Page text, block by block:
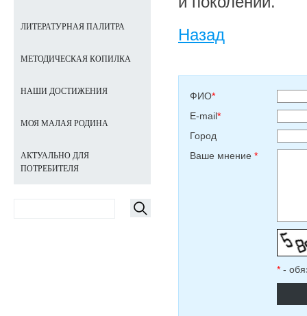
Назад
ФИО*
E-mail*
Город
Ваше мнение *
* -
ЛИТЕРАТУРНАЯ ПАЛИТРА
МЕТОДИЧЕСКАЯ КОПИЛКА
НАШИ ДОСТИЖЕНИЯ
МОЯ МАЛАЯ РОДИНА
АКТУАЛЬНО ДЛЯ
ПОТРЕБИТЕЛЯ